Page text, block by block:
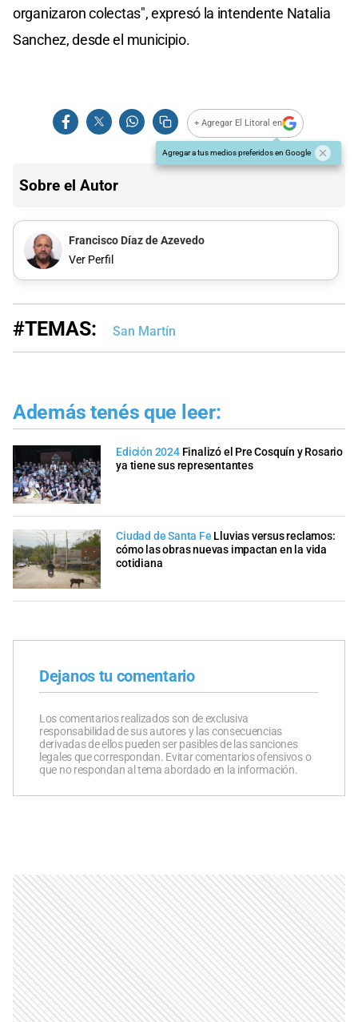
organizaron colectas", expresó la intendente Natalia
Sanchez, desde el municipio.
+ Agregar El Litoral en
Agregar a tus medios preferidos en Google
Sobre el Autor
Francisco Díaz de Azevedo
Ver Perfil
#TEMAS: San Martín
Además tenés que leer:
Edición 2024 Finalizó el Pre Cosquín y Rosario
ya tiene sus representantes
Ciudad de Santa Fe Lluvias versus reclamos:
cómo las obras nuevas impactan en la vida
cotidiana
Dejanos tu comentario
Los comentarios realizados son de exclusiva
responsabilidad de sus autores y las consecuencias
derivadas de ellos pueden ser pasibles de las sanciones
legales que correspondan. Evitar comentarios ofensivos o
que no respondan al tema abordado en la información.